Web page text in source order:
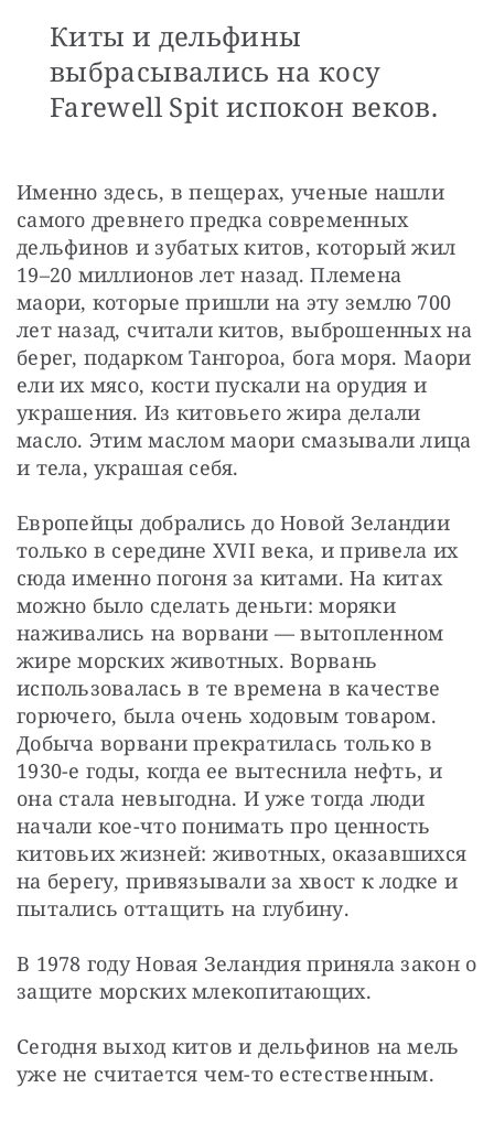
Киты и дельфины
выбрасывались на косу
Farewell Spit испокон веков.
Именно здесь, в пещерах, ученые нашли
самого древнего предка современных
дельфинов и зубатых китов, который жил
19–20 миллионов лет назад. Племена
маори, которые пришли на эту землю 700
лет назад, считали китов, выброшенных на
берег, подарком Тангороа, бога моря. Маори
ели их мясо, кости пускали на орудия и
украшения. Из китовьего жира делали
масло. Этим маслом маори смазывали лица
и тела, украшая себя.
Европейцы добрались до Новой Зеландии
только в середине XVII века, и привела их
сюда именно погоня за китами. На китах
можно было сделать деньги: моряки
наживались на ворвани — вытопленном
жире морских животных. Ворвань
использовалась в те времена в качестве
горючего, была очень ходовым товаром.
Добыча ворвани прекратилась только в
1930-е годы, когда ее вытеснила нефть, и
она стала невыгодна. И уже тогда люди
начали кое-что понимать про ценность
китовьих жизней: животных, оказавшихся
на берегу, привязывали за хвост к лодке и
пытались оттащить на глубину.
В 1978 году Новая Зеландия приняла закон о
защите морских млекопитающих.
Сегодня выход китов и дельфинов на мель
уже не считается чем-то естественным.